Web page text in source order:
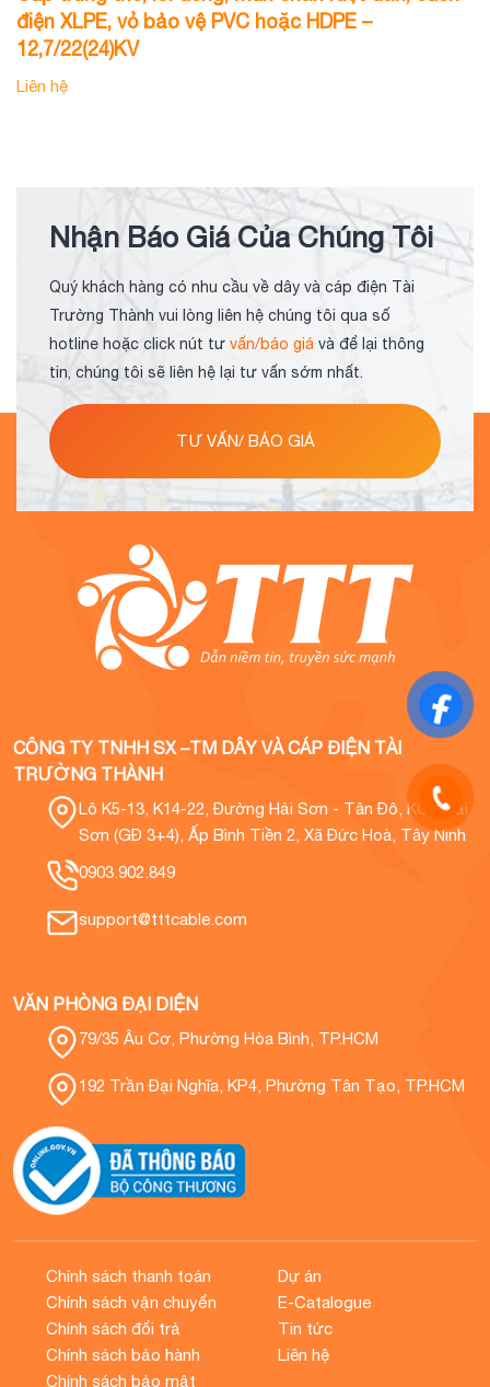
điện XLPE, vỏ bảo vệ PVC hoặc HDPE –
12,7/22(24)KV
Liên hệ
Nhận Báo Giá Của Chúng Tôi
Quý khách hàng có nhu cầu về dây và cáp điện Tài
Trường Thành vui lòng liên hệ chúng tôi qua số
hotline hoặc click nút tư vấn/báo giá và để lại thông
tin, chúng tôi sẽ liên hệ lại tư vấn sớm nhất.
TƯ VẤN/ BÁO GIÁ
CÔNG TY TNHH SX –TM DÂY VÀ CÁP ĐIỆN TÀI
TRƯỜNG THÀNH
Lô K5-13, K14-22, Đường Hải Sơn - Tân Đô, KCN Hải
Sơn (GĐ 3+4), Ấp Bình Tiền 2, Xã Đức Hoà, Tây Ninh
0903.902.849
support@tttcable.com
VĂN PHÒNG ĐẠI DIỆN
79/35 Âu Cơ, Phường Hòa Bình, TP.HCM
192 Trần Đại Nghĩa, KP4, Phường Tân Tạo, TP.HCM
Chính sách thanh toán
Chính sách vận chuyển
Chính sách đổi trả
Chính sách bảo hành
Chính sách bảo mật
Dự án
E-Catalogue
Tin tức
Liên hệ